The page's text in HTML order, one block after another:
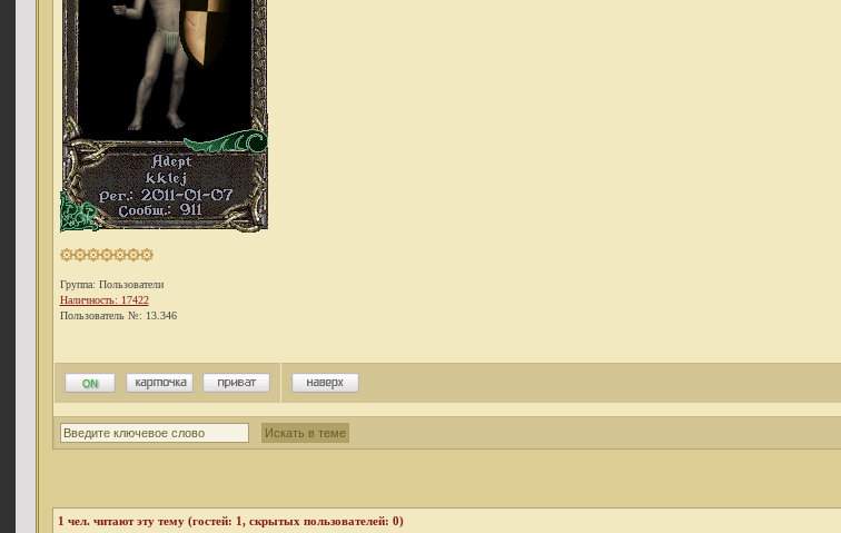
Группа: Пользователи
Наличность: 17422
Пользователь №: 13.346
1 чел. читают эту тему (гостей: 1, скрытых пользователей: 0)